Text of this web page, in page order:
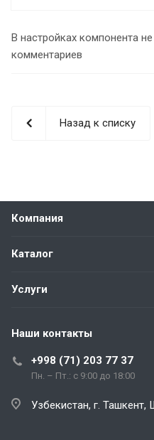
В настройках компонента
комментариев
Назад к списку
Компания
Каталог
Услуги
Наши контакты
+998 (71) 203 77 37
Пн. – Пт.: с 9:00 до 18:00
Узбекистан, г.